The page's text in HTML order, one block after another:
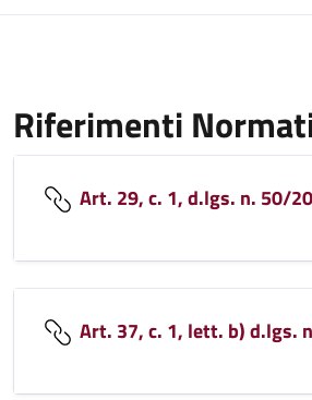
Riferimenti
Art. 29, c. 1, d.lgs. n. 50/
Art. 37, c. 1, lett. b) d.lgs.